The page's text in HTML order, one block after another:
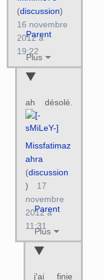
Parent
Plus
(discussion)
16 novembre
2012 à
19:22
ah désolé.
Parent
Plus
Missfatimaz
ahra
(discussion
)
17
novembre
2012 à
11:31
j'ai finie